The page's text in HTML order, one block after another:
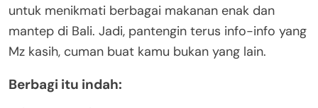
untuk menikmati berbagai makanan enak dan
mantep di Bali. Jadi, pantengin terus info-info yang
Mz kasih, cuman buat kamu bukan yang lain.
Berbagi itu indah: